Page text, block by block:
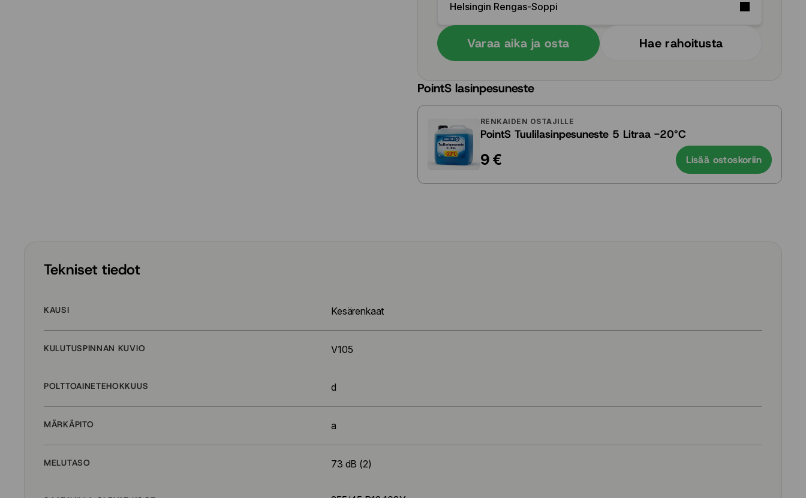
Helsingin Rengas-Soppi
Varaa aika ja osta Hae rahoitusta
PointS lasinpesuneste
RENKAIDEN OSTAJILLE
PointS Tuulilasinpesuneste 5 Litraa -20°C
9 € Lisää ostoskoriin
Tekniset tiedot
KAUSI Kesärenkaat
KULUTUSPINNAN KUVIO V105
POLTTOAINETEHOKKUUS d
MÄRKÄPITO a
MELUTASO 73 dB (2)